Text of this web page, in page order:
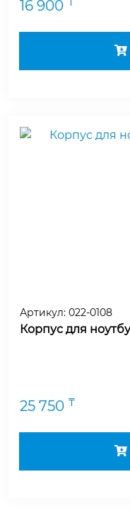
16 900
Артикул: 022-0108
Корпус для
25 750 ₸